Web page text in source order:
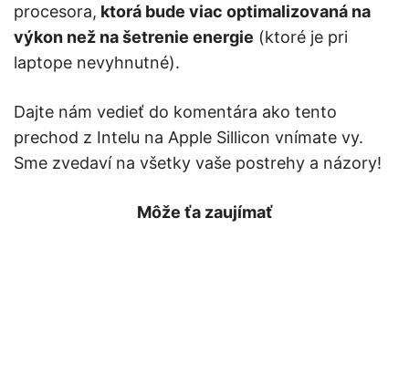
procesora, ktorá bude viac optimalizovaná na
výkon než na šetrenie energie (ktoré je pri
laptope nevyhnutné).
Dajte nám vedieť do komentára ako tento
prechod z Intelu na Apple Sillicon vnímate vy.
Sme zvedaví na všetky vaše postrehy a názory!
Môže ťa zaujímať